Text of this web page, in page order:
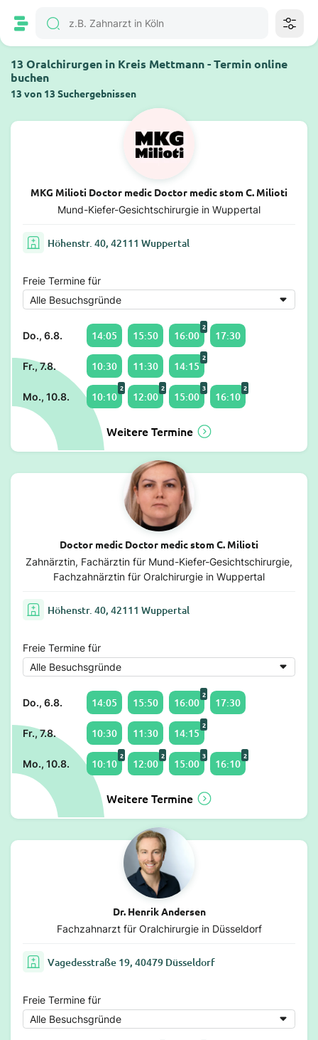
13 Oralchirurgen in Kreis Mettmann - Termin online
buchen
13 von 13 Suchergebnissen
MKG Milioti Doctor medic Doctor medic stom C. Milioti
Mund-Kiefer-Gesichtschirurgie in Wuppertal
Höhenstr. 40, 42111 Wuppertal
Freie Termine für
Do., 6.8. 14:05 15:50 16:00
2
17:30
Fr., 7.8. 10:30 11:30 14:15
2
Mo., 10.8. 10:10
2
12:00
2
15:00
3
16:10
2
Weitere Termine
Doctor medic Doctor medic stom C. Milioti
Zahnärztin, Fachärztin für Mund-Kiefer-Gesichtschirurgie,
Fachzahnärztin für Oralchirurgie in Wuppertal
Höhenstr. 40, 42111 Wuppertal
Freie Termine für
Do., 6.8. 14:05 15:50 16:00
2
17:30
Fr., 7.8. 10:30 11:30 14:15
2
Mo., 10.8. 10:10
2
12:00
2
15:00
3
16:10
2
Weitere Termine
Dr. Henrik Andersen
Fachzahnarzt für Oralchirurgie in Düsseldorf
Vagedesstraße 19, 40479 Düsseldorf
Freie Termine für